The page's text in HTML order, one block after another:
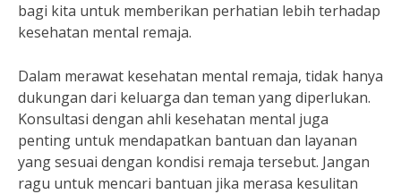
bagi kita untuk memberikan perhatian lebih terhadap
kesehatan mental remaja.
Dalam merawat kesehatan mental remaja, tidak hanya
dukungan dari keluarga dan teman yang diperlukan.
Konsultasi dengan ahli kesehatan mental juga
penting untuk mendapatkan bantuan dan layanan
yang sesuai dengan kondisi remaja tersebut. Jangan
ragu untuk mencari bantuan jika merasa kesulitan